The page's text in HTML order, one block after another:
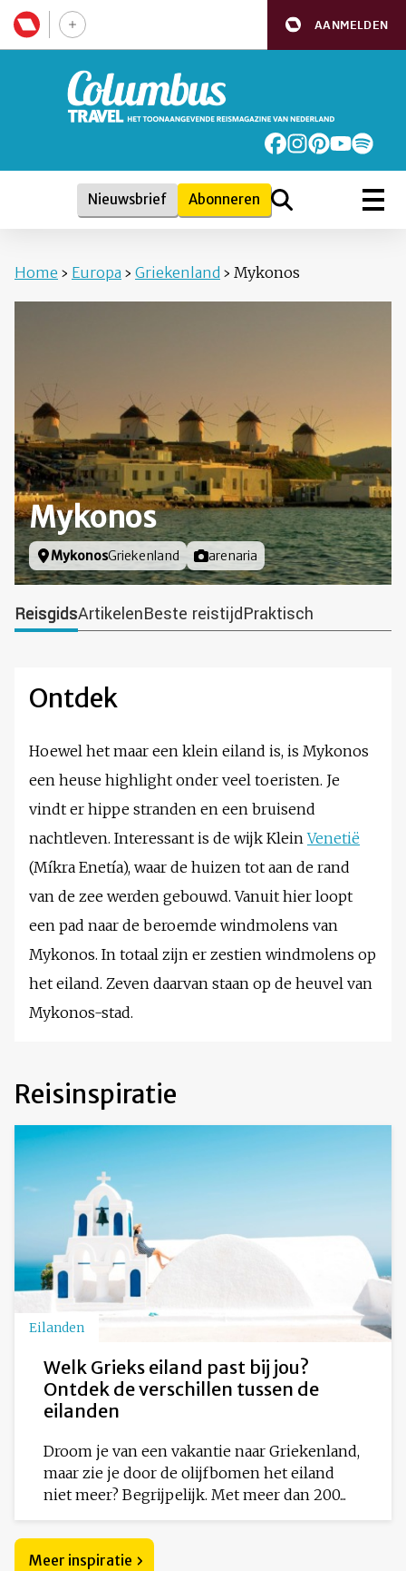
AANMELDEN
Nieuwsbrief Abonneren
Home › Europa › Griekenland › Mykonos
Mykonos
Locatie
MykonosGriekenland Foto door
arenaria
ReisgidsArtikelenBeste reistijdPraktisch
Ontdek
Hoewel het maar een klein eiland is, is Mykonos
een heuse highlight onder veel toeristen. Je
vindt er hippe stranden en een bruisend
nachtleven. Interessant is de wijk KleinVenetië
(Míkra Enetía), waar de huizen tot aan de rand
van de zee werden gebouwd. Vanuit hier loopt
een pad naar de beroemde windmolens van
Mykonos. In totaal zijn er zestien windmolens op
het eiland. Zeven daarvan staan op de heuvel van
Mykonos-stad.
Reisinspiratie
Eilanden
Welk Grieks eiland past bij jou?
Ontdek de verschillen tussen de
eilanden
Droom je van een vakantie naar Griekenland,
maar zie je door de olijfbomen het eiland
niet meer? Begrijpelijk. Met meer dan 200...
Meer inspiratie